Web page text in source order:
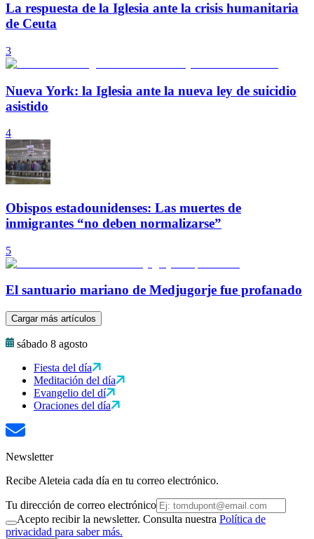
La respuesta de la Iglesia ante la crisis humanitaria
de Ceuta
3
Nueva York: la Iglesia ante la nueva ley de suicidio
asistido
4
Obispos estadounidenses: Las muertes de
inmigrantes “no deben normalizarse”
5
El santuario mariano de Medjugorje fue profanado
Cargar más artículos
sábado 8 agosto
Fiesta del día
Meditación del día
Evangelio del dí
Oraciones del día
Newsletter
Recibe Aleteia cada día en tu correo electrónico.
Tu dirección de correo electrónico
Acepto recibir la newsletter. Consulta nuestra Política de
privacidad para saber más.